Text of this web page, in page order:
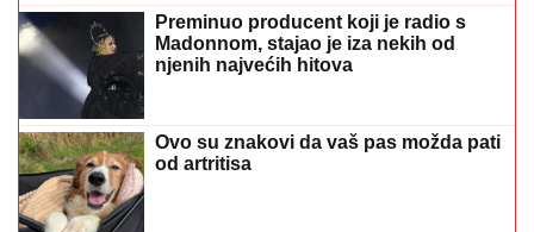
Preminuo producent koji je radio s
Madonnom, stajao je iza nekih od
njenih najvećih hitova
Ovo su znakovi da vaš pas možda pati
od artritisa